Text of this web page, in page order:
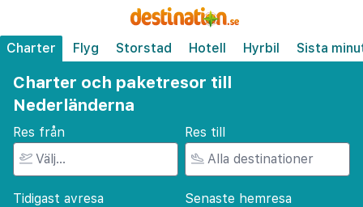
Charter Flyg Storstad Hotell Hyrbil Sista
Charter och paketresor till
Nederländerna
Res från Res till
Tidigast avresa Senaste hemresa